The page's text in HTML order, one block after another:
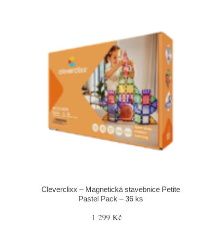
Cleverclixx – Magnetická stavebnice Petite
Pastel Pack – 36 ks
1 299 Kč